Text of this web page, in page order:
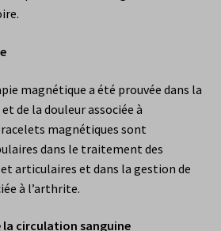
magnétique a été prouvée dans la
de la douleur associée à
magnétiques sont
dans le traitement des
articulaires et dans la gestion de
à l’arthrite.
circulation sanguine